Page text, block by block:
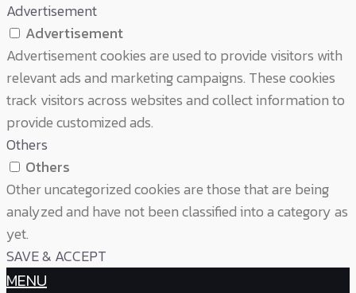
Advertisement
Advertisement
Advertisement cookies are used to provide visitors with
relevant ads and marketing campaigns. These cookies
track visitors across websites and collect information to
provide customized ads.
Others
Others
Other uncategorized cookies are those that are being
analyzed and have not been classified into a category as
yet.
SAVE & ACCEPT
MENU